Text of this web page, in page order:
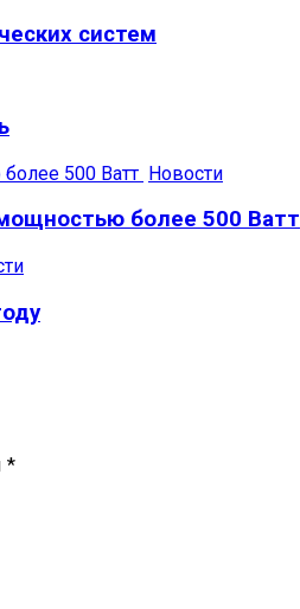
систем
Новости
более 500 Ватт
*